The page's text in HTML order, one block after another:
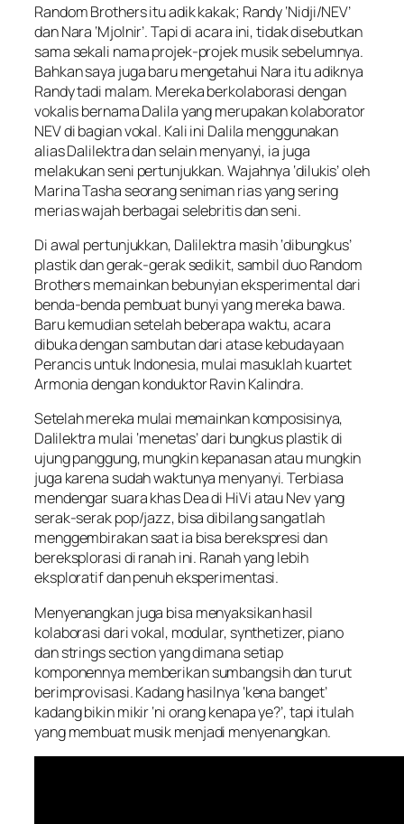
Random Brothers itu adik kakak; Randy ‘Nidji/NEV’
dan Nara ‘Mjolnir’. Tapi di acara ini, tidak disebutkan
sama sekali nama projek-projek musik sebelumnya.
Bahkan saya juga baru mengetahui Nara itu adiknya
Randy tadi malam. Mereka berkolaborasi dengan
vokalis bernama Dalila yang merupakan kolaborator
NEV di bagian vokal. Kali ini Dalila menggunakan
alias Dalilektra dan selain menyanyi, ia juga
melakukan seni pertunjukkan. Wajahnya ‘dilukis’ oleh
Marina Tasha seorang seniman rias yang sering
merias wajah berbagai selebritis dan seni.
Di awal pertunjukkan, Dalilektra masih ‘dibungkus’
plastik dan gerak-gerak sedikit, sambil duo Random
Brothers memainkan bebunyian eksperimental dari
benda-benda pembuat bunyi yang mereka bawa.
Baru kemudian setelah beberapa waktu, acara
dibuka dengan sambutan dari atase kebudayaan
Perancis untuk Indonesia, mulai masuklah kuartet
Armonia dengan konduktor Ravin Kalindra.
Setelah mereka mulai memainkan komposisinya,
Dalilektra mulai ‘menetas’ dari bungkus plastik di
ujung panggung, mungkin kepanasan atau mungkin
juga karena sudah waktunya menyanyi. Terbiasa
mendengar suara khas Dea di HiVi atau Nev yang
serak-serak pop/jazz, bisa dibilang sangatlah
menggembirakan saat ia bisa berekspresi dan
bereksplorasi di ranah ini. Ranah yang lebih
eksploratif dan penuh eksperimentasi.
Menyenangkan juga bisa menyaksikan hasil
kolaborasi dari vokal, modular, synthetizer, piano
dan strings section yang dimana setiap
komponennya memberikan sumbangsih dan turut
berimprovisasi. Kadang hasilnya ‘kena banget’
kadang bikin mikir ‘ni orang kenapa ye?’, tapi itulah
yang membuat musik menjadi menyenangkan.